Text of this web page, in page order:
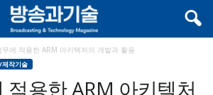
무에 적용한 ARM 아키텍처의 개발과 활용
제작기술
적용한 ARM 아키텍처